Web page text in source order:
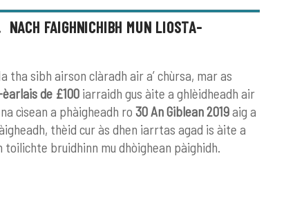
FAIGHNICHIBH MUN LIOSTA-
tha sibh airson clàradh air a’ chùrsa, mar as
de £100iarraidh gus àite a ghlèidheadh air
cìsean a phàigheadh ro 30 An Giblean 2019aig a
thèid cur às dhen iarrtas agad is àite a
bruidhinn mu dhòighean pàighidh.